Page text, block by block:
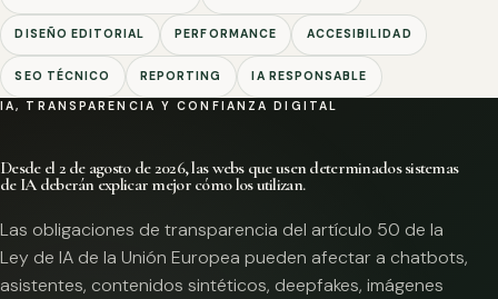
DISEÑO EDITORIAL PERFORMANCE ACCESIBILIDAD
SEO TÉCNICO REPORTING IA RESPONSABLE
IA, TRANSPARENCIA Y CONFIANZA DIGITAL
Desde el 2 de agosto de 2026, las webs que usen determinados sistemas
de IA deberán explicar mejor cómo los utilizan.
Las obligaciones de transparencia del artículo 50 de la
Ley de IA de la Unión Europea pueden afectar a chatbots,
asistentes, contenidos sintéticos, deepfakes, imágenes